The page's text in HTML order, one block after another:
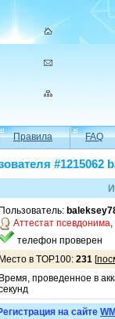
Правила FAQ
#1215062
Пользователь:
Аттестат псевдонима
телефон проверен
Место в TOP100: 231 [
Время, проведенное в
на сайте